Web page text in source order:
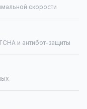
скорости
и антибот-защиты